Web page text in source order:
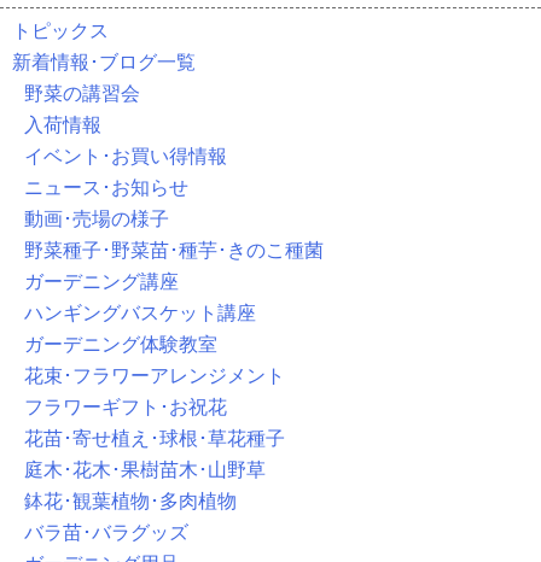
トピックス
新着情報･ブログ一覧
野菜の講習会
入荷情報
イベント･お買い得情報
ニュース･お知らせ
動画･売場の様子
野菜種子･野菜苗･種芋･きのこ種菌
ガーデニング講座
ハンギングバスケット講座
ガーデニング体験教室
花束･フラワーアレンジメント
フラワーギフト･お祝花
花苗･寄せ植え･球根･草花種子
庭木･花木･果樹苗木･山野草
鉢花･観葉植物･多肉植物
バラ苗･バラグッズ